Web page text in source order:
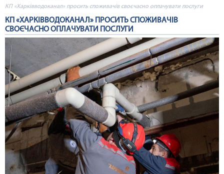
КП «Харківводоканал» просить споживачів своєчасно оплачувати послуги
КП «ХАРКІВВОДОКАНАЛ» ПРОСИТЬ СПОЖИВАЧІВ
СВОЄЧАСНО ОПЛАЧУВАТИ ПОСЛУГИ